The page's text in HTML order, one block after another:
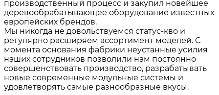
производственный процесс и закупил новейшее
деревообрабатывающее оборудование известных
европейских брендов.
Мы никогда не довольствуемся статус-кво и
регулярно расширяем ассортимент моделей. С
момента основания фабрики неустанные усилия
наших сотрудников позволили нам постоянно
совершенствовать производство, разрабатывать
новые современные модульные системы и
удовлетворять самые разнообразные вкусы.